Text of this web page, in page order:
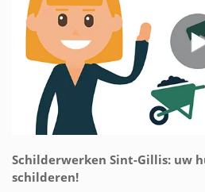
Schilderwerken Sint-Gillis: uw
schilderen!